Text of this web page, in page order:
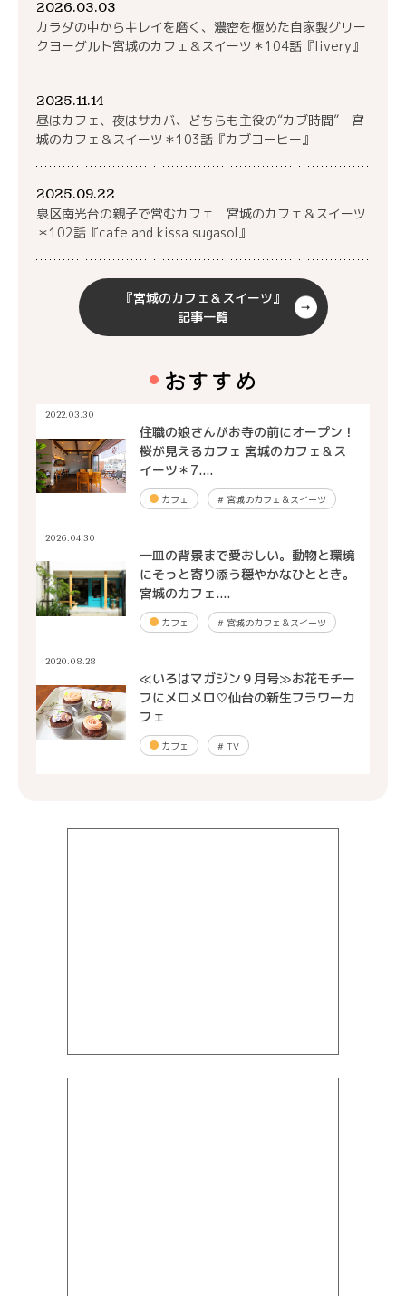
2026.03.03
カラダの中からキレイを磨く、濃密を極めた自家製グリー
クヨーグルト宮城のカフェ＆スイーツ＊104話『livery』
2025.11.14
昼はカフェ、夜はサカバ、どちらも主役の“カブ時間” 宮
城のカフェ＆スイーツ＊103話『カブコーヒー』
2025.09.22
泉区南光台の親子で営むカフェ 宮城のカフェ＆スイーツ
＊102話『cafe and kissa sugasol』
『宮城のカフェ＆スイーツ』
記事一覧
おすすめ
2022.03.30
住職の娘さんがお寺の前にオープン！
桜が見えるカフェ 宮城のカフェ＆ス
イーツ＊7....
カフェ #宮城のカフェ＆スイーツ
2026.04.30
一皿の背景まで愛おしい。動物と環境
にそっと寄り添う穏やかなひととき。
宮城のカフェ....
カフェ #宮城のカフェ＆スイーツ
2020.08.28
≪いろはマガジン９月号≫お花モチー
フにメロメロ♡仙台の新生フラワーカ
フェ
カフェ #TV